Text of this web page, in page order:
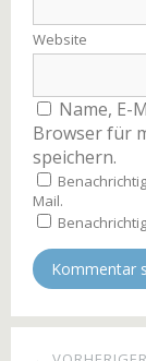
Website
Name, E-
Browser für
speichern.
Mail.